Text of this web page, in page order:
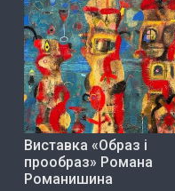
Виставка «Образ і
прообраз» Романа
Романишина